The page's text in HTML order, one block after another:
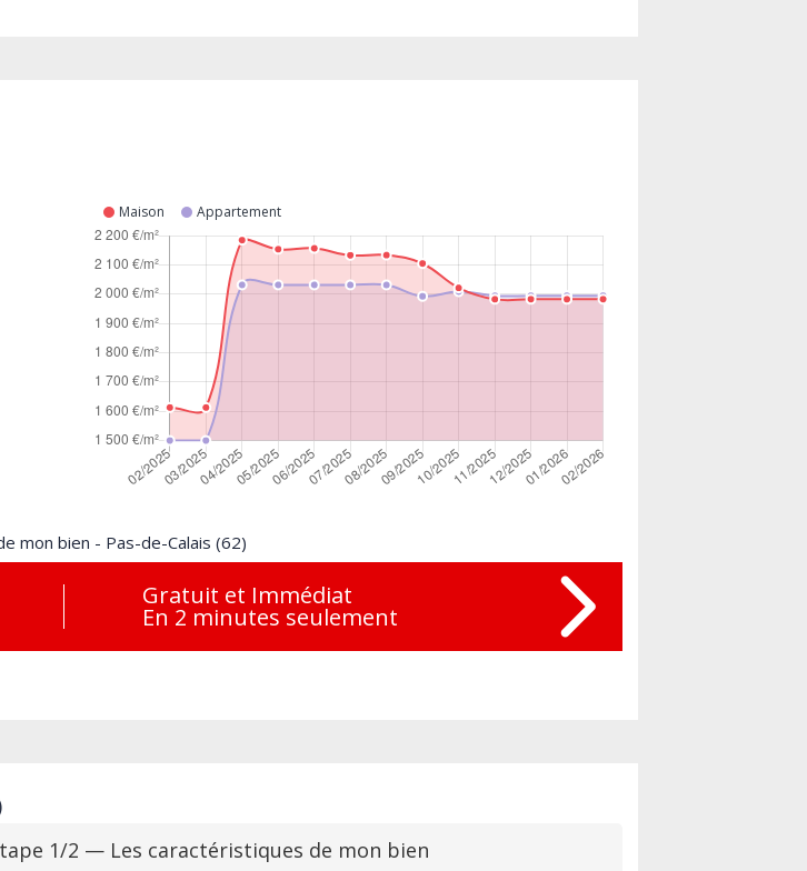
Maison Appartement
mon bien - Pas-de-Calais (62)
Gratuit et Immédiat
En 2 minutes seulement
1/2 — Les caractéristiques de mon bien